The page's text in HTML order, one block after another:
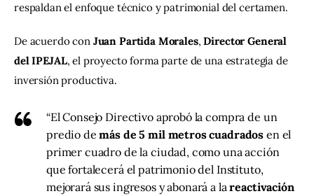
respaldan el enfoque técnico y patrimonial del certamen.
De acuerdo con Juan Partida Morales, Director General
del IPEJAL, el proyecto forma parte de una estrategia de
inversión productiva.
“El Consejo Directivo aprobó la compra de un
predio demás de 5 mil metros cuadrados en el
primer cuadro de la ciudad, como una acción
que fortalecerá el patrimonio del Instituto,
mejorará sus ingresos y abonará a lareactivación